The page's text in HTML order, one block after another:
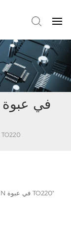
يستخدم سيراميك AlN في عبوة TO220
1 النتائج التي تم العثور عليها ل "يستخدم سيراميك AlN في عبوة TO220"